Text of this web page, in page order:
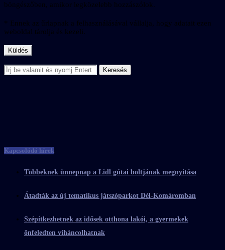
böngészőben, amikor legközelebb hozzászólok.
* Ennek az űrlapnak a felhasználásával vállalja, hogy adatait ezen
weboldal tárolja és kezeli.
Kapcsolódó hírek
Többeknek ünnepnap a Lidl gútai boltjának megnyitása
Átadták az új tematikus játszóparkot Dél-Komáromban
Szépítkezhetnek az idősek otthona lakói, a gyermekek
önfeledten viháncolhatnak